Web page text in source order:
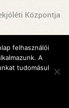
Központja
Vonalak
felhasználói
A
tudomásul